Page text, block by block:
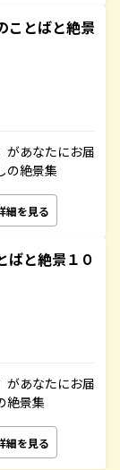
ことばと絶景
があなたにお届
の絶景集
細を見る
ばと絶景１０
があなたにお届
絶景集
細を見る